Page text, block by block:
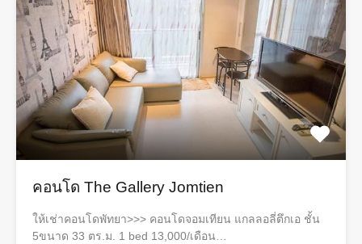
คอนโด The Gallery Jomtien
ให้เช่าคอนโดพัทยา>>> คอนโดจอมเทียน แกลลอลี่ตึกเอ ชั้น
5ขนาด 33 ตร.ม. 1 bed 13,000/เดือน…